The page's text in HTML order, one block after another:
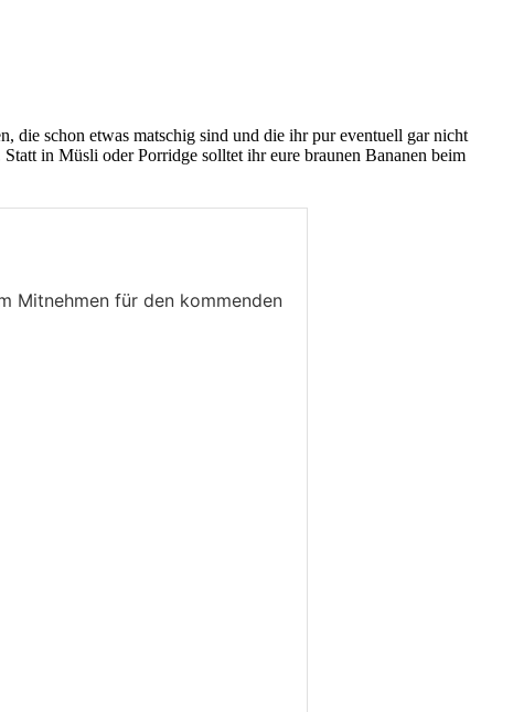
die schon etwas matschig sind und die ihr pur eventuell gar nicht
in Müsli oder Porridge solltet ihr eure braunen Bananen beim
Mitnehmen für den kommenden